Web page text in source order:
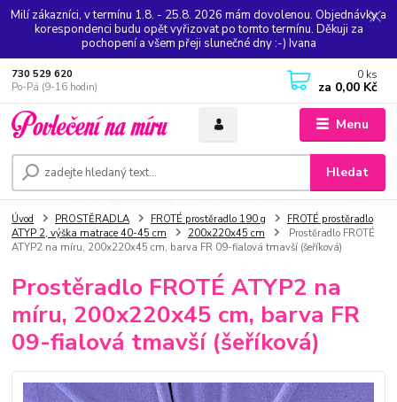
Milí zákazníci, v termínu 1.8. - 25.8. 2026 mám dovolenou. Objednávky a
korespondenci budu opět vyřizovat po tomto termínu. Děkuji za
pochopení a všem přeji slunečné dny :-) Ivana
Menu
Hledat
730 529 620
Po-Pá (9-16 hodin)
0 ks
za 0,00 Kč
Úvod PROSTĚRADLA FROTÉ prostěradlo 190 g
FROTÉ prostěradlo
ATYP 2, výška matrace 40-45 cm
200x220x45 cm
Prostěradlo FROTÉ
ATYP2 na míru, 200x220x45 cm, barva FR 09-fialová tmavší (šeříková)
Prostěradlo FROTÉ ATYP2 na
míru, 200x220x45 cm, barva FR
09-fialová tmavší (šeříková)